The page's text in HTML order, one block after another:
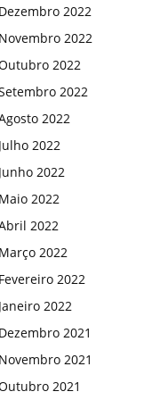
2022
2022
2022
2022
2022
2022
2022
2022
2022
2022
2022
2022
2021
2021
2021